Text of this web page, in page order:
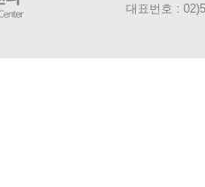
대표번호 :